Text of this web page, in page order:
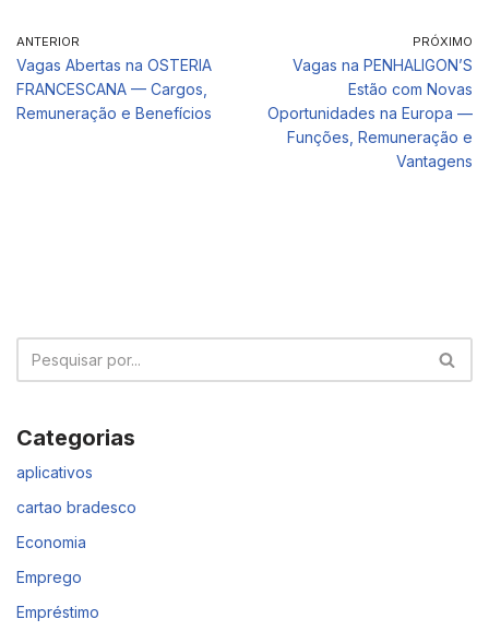
ANTERIOR
Vagas Abertas na OSTERIA
FRANCESCANA — Cargos,
Remuneração e Benefícios
PRÓXIMO
Vagas na PENHALIGON’S
Estão com Novas
Oportunidades na Europa —
Funções, Remuneração e
Vantagens
Categorias
aplicativos
cartao bradesco
Economia
Emprego
Empréstimo